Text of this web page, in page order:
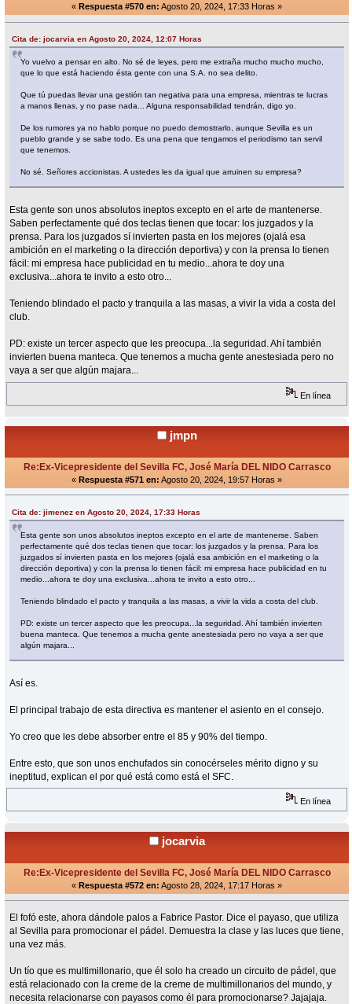
« Respuesta #570 en: Agosto 20, 2024, 17:33 Horas »
Cita de: jocarvia en Agosto 20, 2024, 12:07 Horas
Yo vuelvo a pensar en alto. No sé de leyes, pero me extraña mucho mucho mucho,
que lo que está haciendo ésta gente con una S.A. no sea delito.
Que tú puedas llevar una gestión tan negativa para una empresa, mientras te lucras
a manos llenas, y no pase nada... Alguna responsabilidad tendrán, digo yo.
De los rumores ya no hablo porque no puedo demostrarlo, aunque Sevilla es un
pueblo grande y se sabe todo. Es una pena que tengamos el periodismo tan servil
que tenemos.
No sé. Señores accionistas. A ustedes les da igual que arruinen su empresa?
Esta gente son unos absolutos ineptos excepto en el arte de mantenerse.
Saben perfectamente qué dos teclas tienen que tocar: los juzgados y la
prensa. Para los juzgados sí invierten pasta en los mejores (ojalá esa
ambición en el marketing o la dirección deportiva) y con la prensa lo tienen
fácil: mi empresa hace publicidad en tu medio...ahora te doy una
exclusiva...ahora te invito a esto otro...
Teniendo blindado el pacto y tranquila a las masas, a vivir la vida a costa del
club.
PD: existe un tercer aspecto que les preocupa...la seguridad. Ahí también
invierten buena manteca. Que tenemos a mucha gente anestesiada pero no
vaya a ser que algún majara...
En línea
jmpn
Re:Ex-Vicepresidente del Sevilla FC, José María DEL NIDO Carrasco
« Respuesta #571 en: Agosto 20, 2024, 19:57 Horas »
Cita de: jimenez en Agosto 20, 2024, 17:33 Horas
Esta gente son unos absolutos ineptos excepto en el arte de mantenerse. Saben
perfectamente qué dos teclas tienen que tocar: los juzgados y la prensa. Para los
juzgados sí invierten pasta en los mejores (ojalá esa ambición en el marketing o la
dirección deportiva) y con la prensa lo tienen fácil: mi empresa hace publicidad en tu
medio...ahora te doy una exclusiva...ahora te invito a esto otro...
Teniendo blindado el pacto y tranquila a las masas, a vivir la vida a costa del club.
PD: existe un tercer aspecto que les preocupa...la seguridad. Ahí también invierten
buena manteca. Que tenemos a mucha gente anestesiada pero no vaya a ser que
algún majara...
Así es.
El principal trabajo de esta directiva es mantener el asiento en el consejo.
Yo creo que les debe absorber entre el 85 y 90% del tiempo.
Entre esto, que son unos enchufados sin conocérseles mérito digno y su
ineptitud, explican el por qué está como está el SFC.
En línea
jocarvia
Re:Ex-Vicepresidente del Sevilla FC, José María DEL NIDO Carrasco
« Respuesta #572 en: Agosto 28, 2024, 17:17 Horas »
El fofó este, ahora dándole palos a Fabrice Pastor. Dice el payaso, que utiliza
al Sevilla para promocionar el pádel. Demuestra la clase y las luces que tiene,
una vez más.
Un tío que es multimillonario, que él solo ha creado un circuito de pádel, que
está relacionado con la creme de la creme de multimillonarios del mundo, y
necesita relacionarse con payasos como él para promocionarse? Jajajaja.